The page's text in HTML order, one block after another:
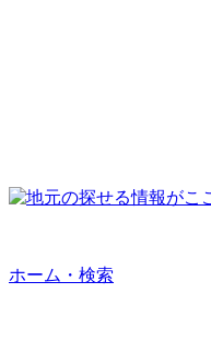
ホーム・検索